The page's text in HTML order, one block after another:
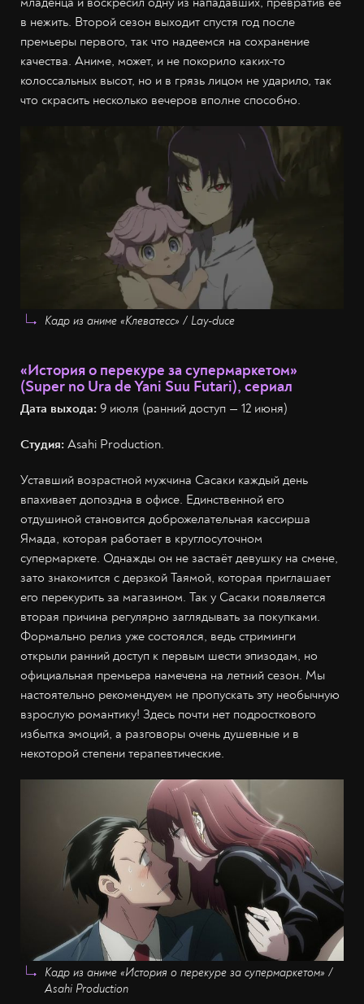
в нежить. Второй сезон выходит спустя год после
премьеры первого, так что надеемся на сохранение
качества. Аниме, может, и не покорило каких-то
колоссальных высот, но и в грязь лицом не ударило, так
что скрасить несколько вечеров вполне способно.
Кадр из аниме «Клеватесс» / Lay-duce
«История о перекуре за супермаркетом»
(Super no Ura de Yani Suu Futari), сериал
Дата выхода: 9 июля (ранний доступ — 12 июня)
Студия: Asahi Production.
Уставший возрастной мужчина Сасаки каждый день
впахивает допоздна в офисе. Единственной его
отдушиной становится доброжелательная кассирша
Ямада, которая работает в круглосуточном
супермаркете. Однажды он не застаёт девушку на смене,
зато знакомится с дерзкой Таямой, которая приглашает
его перекурить за магазином. Так у Сасаки появляется
вторая причина регулярно заглядывать за покупками.
Формально релиз уже состоялся, ведь стриминги
открыли ранний доступ к первым шести эпизодам, но
официальная премьера намечена на летний сезон. Мы
настоятельно рекомендуем не пропускать эту необычную
взрослую романтику! Здесь почти нет подросткового
избытка эмоций, а разговоры очень душевные и в
некоторой степени терапевтические.
Кадр из аниме «История о перекуре за супермаркетом» /
Asahi Production